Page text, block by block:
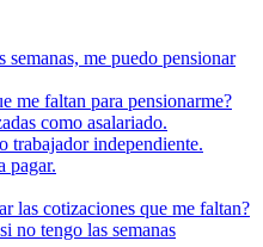
semanas, me puedo pensionar
me faltan para pensionarme?
como asalariado.
trabajador independiente.
pagar.
las cotizaciones que me faltan?
no tengo las semanas